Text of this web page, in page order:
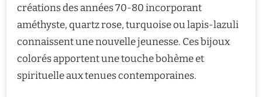
créations des années 70-80 incorporant
améthyste, quartz rose, turquoise ou lapis-lazuli
connaissent une nouvelle jeunesse. Ces bijoux
colorés apportent une touche bohème et
spirituelle aux tenues contemporaines.